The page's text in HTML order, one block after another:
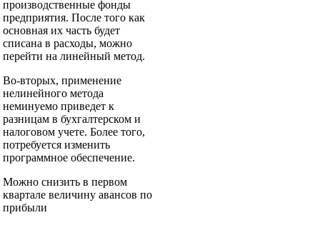
производственные фонды
предприятия. После того как
основная их часть будет
списана в расходы, можно
перейти на линейный метод.
Во-вторых, применение
нелинейного метода
неминуемо приведет к
разницам в бухгалтерском и
налоговом учете. Более того,
потребуется изменить
программ­ное обеспечение.
Можно снизить в первом
квартале величину авансов по
прибыли